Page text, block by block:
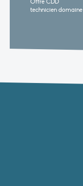
technicien domaine